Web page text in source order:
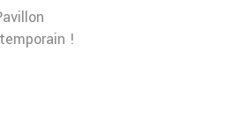
!